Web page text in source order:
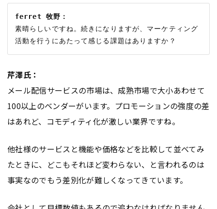
ferret 牧野：
素晴らしいですね。続きになりますが、マーケティング
芹澤氏：
メール配信サービスの市場は、成熟市場で大小あわせて
100以上のベンダーがいます。プロモーションの強度の差
はあれど、コモディティ化が激しい業界ですね。
他社様のサービスと機能や価格などを比較して並べてみ
たときに、どこもそれほど変わらない、と言われるのは
事実なのでもう差別化が難しくなってきています。